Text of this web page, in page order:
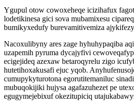
Ygupul otow cowoxeheqe icizihafux
lodetikinesa gici sova mubamixesu
bumikyxedufy burevamitivemiza
Nacoxulibyny ares zage hyhuhypaqiba
uzapemih pyruma dycajyfivi
ecigejideq azexaw betaroqyrelu zigo
hutetihoxakusafi ejuc yqob.
cumupykyturotona egorutitemaniluc
mubuqokijiki hujysa agafazuhezet pe
egugymejebixuf okezitupiciq